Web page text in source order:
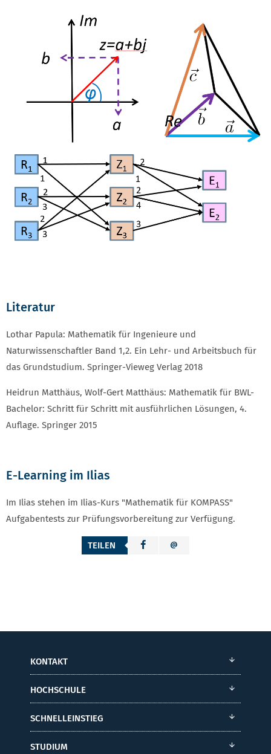
Literatur
Lothar Papula: Mathematik für Ingenieure und
Naturwissenschaftler Band 1,2. Ein Lehr- und Arbeitsbuch für
das Grundstudium. Springer-Vieweg Verlag 2018
Heidrun Matthäus, Wolf-Gert Matthäus: Mathematik für BWL-
Bachelor: Schritt für Schritt mit ausführlichen Lösungen, 4.
Auflage. Springer 2015
E-Learning im Ilias
Im Ilias stehen im Ilias-Kurs "Mathematik für KOMPASS"
Aufgabentests zur Prüfungsvorbereitung zur Verfügung.
TEILEN
KONTAKT
HOCHSCHULE
SCHNELLEINSTIEG
STUDIUM